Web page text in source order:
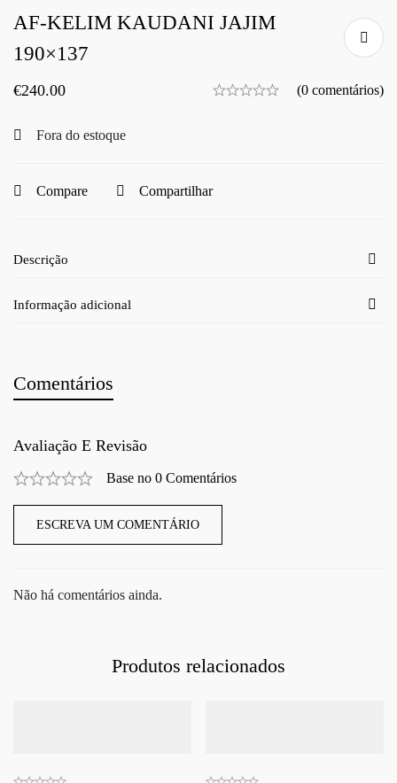
AF-KELIM KAUDANI JAJIM
190×137
€240.00 (0 comentários)
Fora do estoque
Compare Compartilhar
Descrição
Informação adicional
Comentários
Avaliação E Revisão
Base no 0 Comentários
ESCREVA UM COMENTÁRIO
Não há comentários ainda.
Produtos relacionados